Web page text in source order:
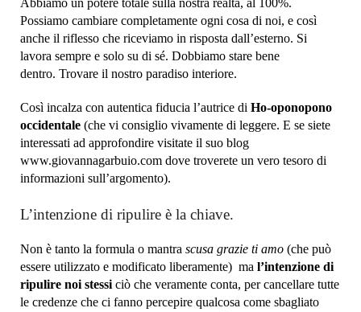
Abbiamo un potere totale sulla nostra realtà, al 100%.
Possiamo cambiare completamente ogni cosa di noi, e così
anche il riflesso che riceviamo in risposta dall’esterno. Si
lavora sempre e solo su di sé. Dobbiamo stare bene
dentro. Trovare il nostro paradiso interiore.
Così incalza con autentica fiducia l’autrice di Ho-oponopono
occidentale (che vi consiglio vivamente di leggere. E se siete
interessati ad approfondire visitate il suo blog
www.giovannagarbuio.com dove troverete un vero tesoro di
informazioni sull’argomento).
L’intenzione di ripulire è la chiave.
Non è tanto la formula o mantra scusa grazie ti amo (che può
essere utilizzato e modificato liberamente) ma l’intenzione di
ripulire noi stessi ciò che veramente conta, per cancellare tutte
le credenze che ci fanno percepire qualcosa come sbagliato